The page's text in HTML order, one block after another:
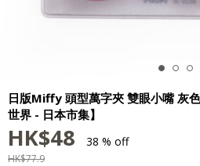
日版Miffy 頭型萬字夾 雙眼小嘴 灰
世界 - 日本市集】
HK$48 38 % off
HK$77.9